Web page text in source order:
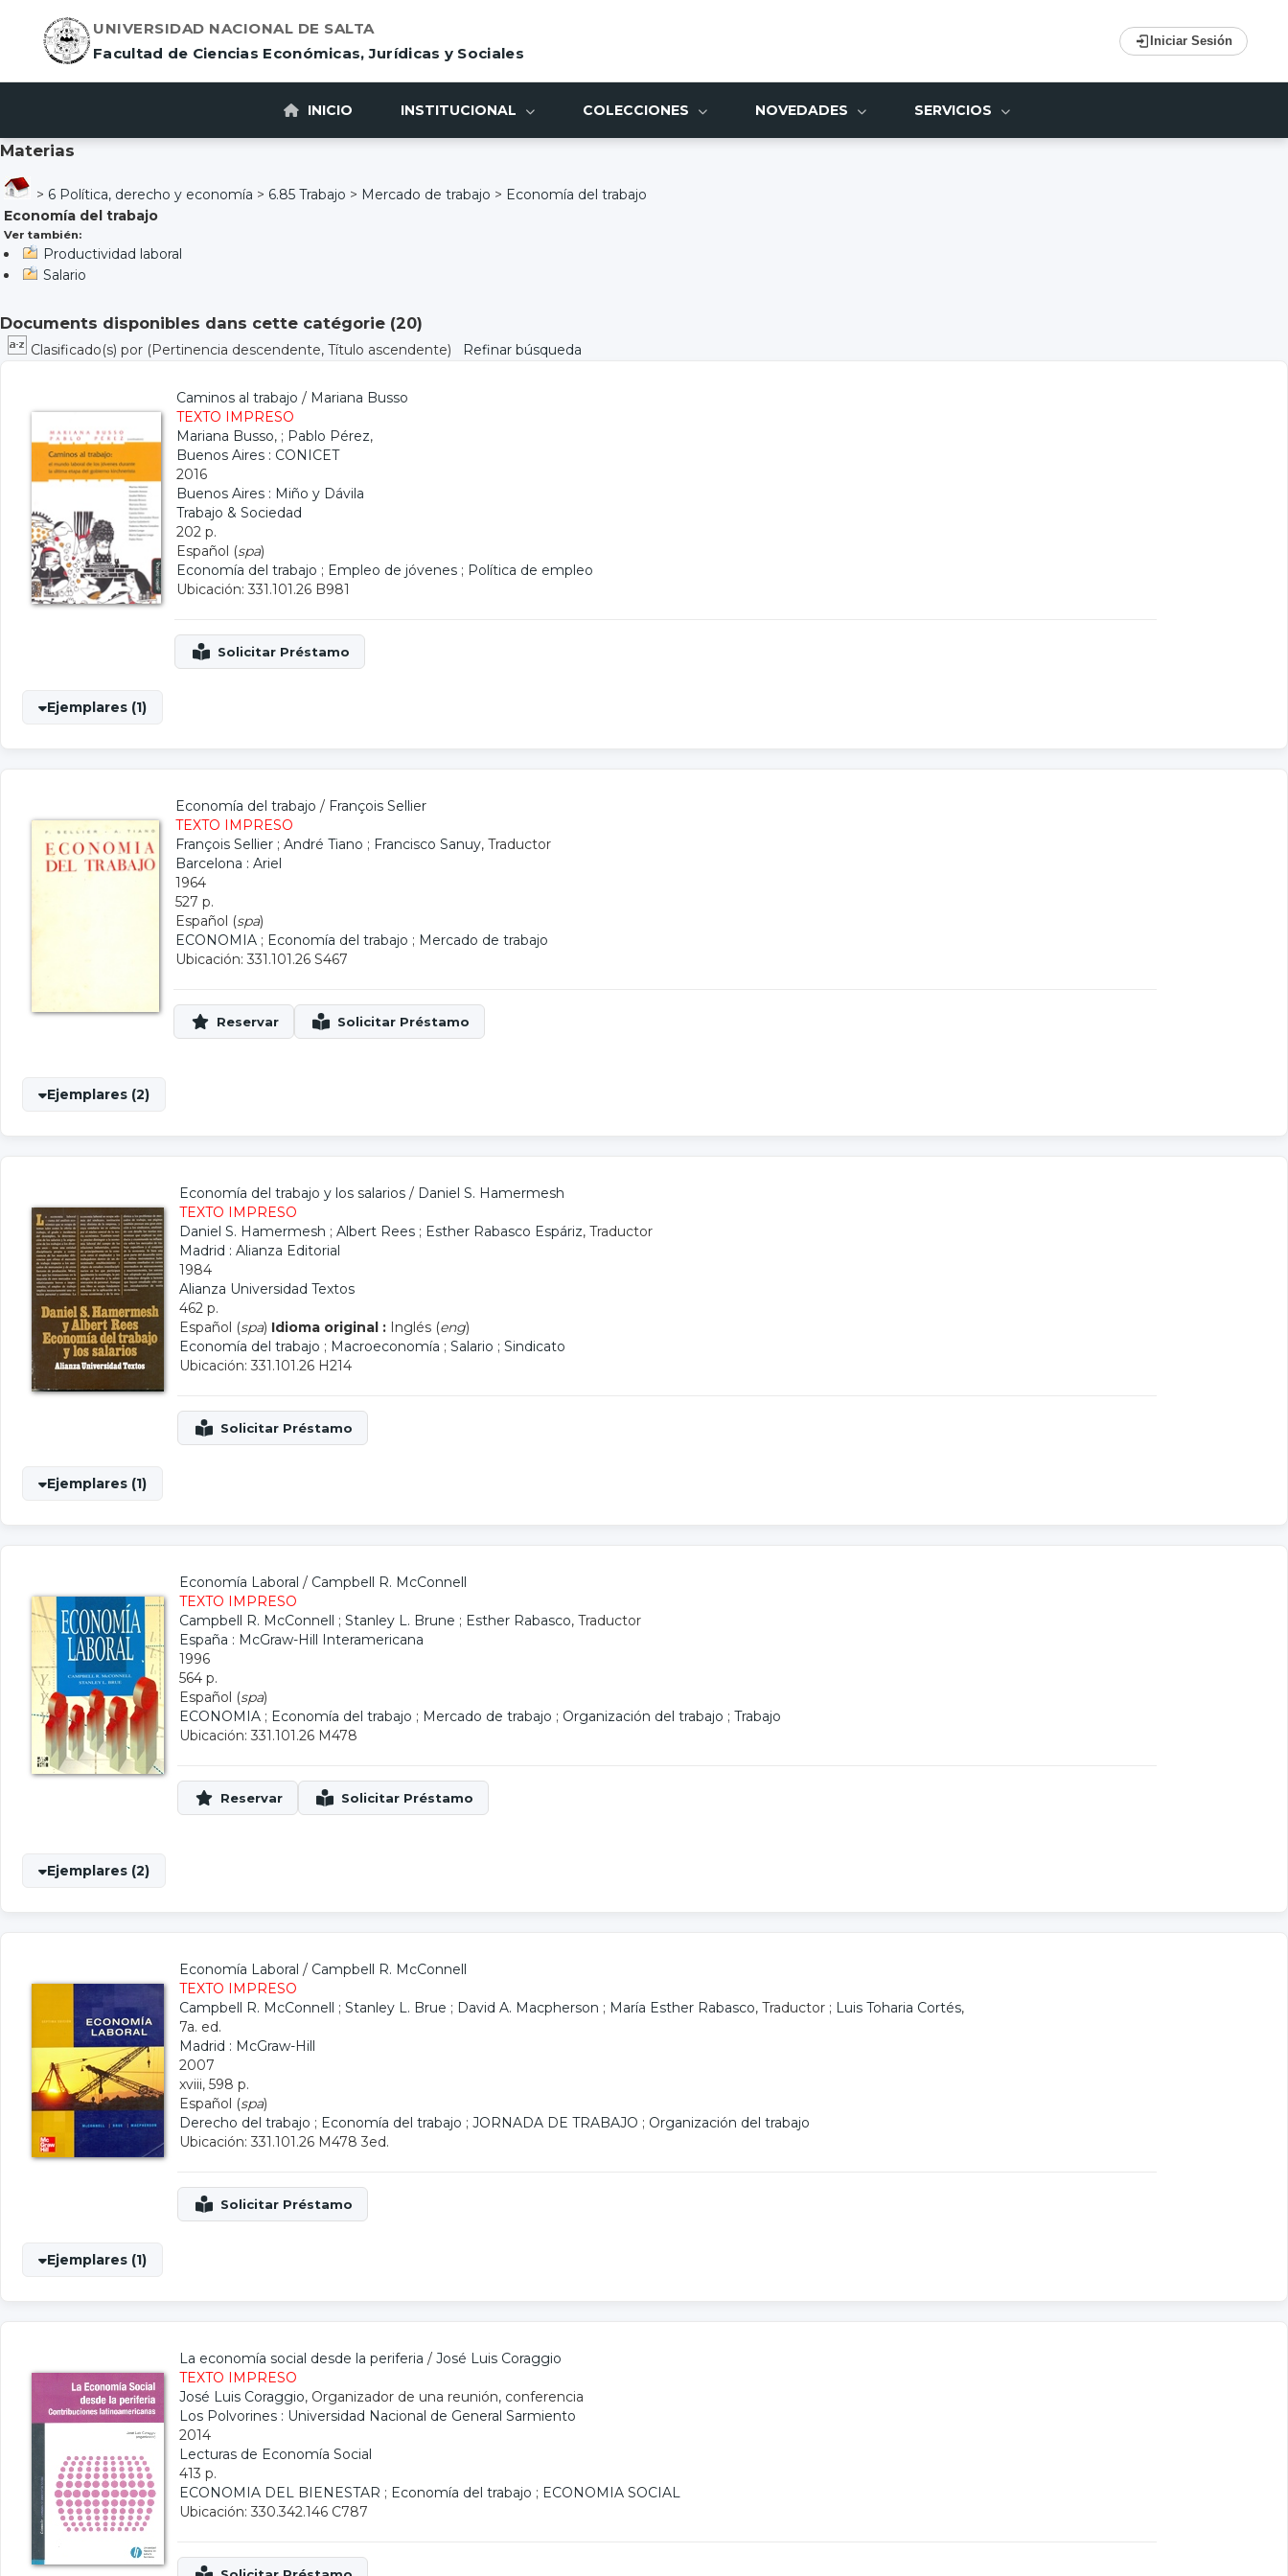
UNIVERSIDAD NACIONAL DE SALTA
Facultad de Ciencias Económicas, Jurídicas y Sociales
Iniciar Sesión
INICIO INSTITUCIONAL COLECCIONES NOVEDADES SERVICIOS
Materias
> 6 Política, derecho y economía > 6.85 Trabajo > Mercado de trabajo > Economía del trabajo
Economía del trabajo
Ver también:
Productividad laboral
Salario
Documents disponibles dans cette catégorie (20)
Clasificado(s) por (Pertinencia descendente, Título ascendente) Refinar búsqueda
Caminos al trabajo / Mariana Busso
TEXTO IMPRESO
Mariana Busso, ; Pablo Pérez,
Buenos Aires : CONICET
2016
Buenos Aires : Miño y Dávila
Trabajo & Sociedad
202 p.
Español (spa)
Economía del trabajo ; Empleo de jóvenes ; Política de empleo
Ubicación: 331.101.26 B981
Ejemplares (1)
Economía del trabajo / François Sellier
TEXTO IMPRESO
François Sellier ; André Tiano ; Francisco Sanuy, Traductor
Barcelona : Ariel
1964
527 p.
Español (spa)
ECONOMIA ; Economía del trabajo ; Mercado de trabajo
Ubicación: 331.101.26 S467
Ejemplares (2)
Economía del trabajo y los salarios / Daniel S. Hamermesh
TEXTO IMPRESO
Daniel S. Hamermesh ; Albert Rees ; Esther Rabasco Espáriz, Traductor
Madrid : Alianza Editorial
1984
Alianza Universidad Textos
462 p.
Español (spa) Idioma original : Inglés (eng)
Economía del trabajo ; Macroeconomía ; Salario ; Sindicato
Ubicación: 331.101.26 H214
Ejemplares (1)
Economía Laboral / Campbell R. McConnell
TEXTO IMPRESO
Campbell R. McConnell ; Stanley L. Brune ; Esther Rabasco, Traductor
España : McGraw-Hill Interamericana
1996
564 p.
Español (spa)
ECONOMIA ; Economía del trabajo ; Mercado de trabajo ; Organización del trabajo ; Trabajo
Ubicación: 331.101.26 M478
Ejemplares (2)
Economía Laboral / Campbell R. McConnell
TEXTO IMPRESO
Campbell R. McConnell ; Stanley L. Brue ; David A. Macpherson ; María Esther Rabasco, Traductor ; Luis Toharia Cortés,
7a. ed.
Madrid : McGraw-Hill
2007
xviii, 598 p.
Español (spa)
Derecho del trabajo ; Economía del trabajo ; JORNADA DE TRABAJO ; Organización del trabajo
Ubicación: 331.101.26 M478 3ed.
Ejemplares (1)
La economía social desde la periferia / José Luis Coraggio
TEXTO IMPRESO
José Luis Coraggio, Organizador de una reunión, conferencia
Los Polvorines : Universidad Nacional de General Sarmiento
2014
Lecturas de Economía Social
413 p.
ECONOMIA DEL BIENESTAR ; Economía del trabajo ; ECONOMIA SOCIAL
Ubicación: 330.342.146 C787